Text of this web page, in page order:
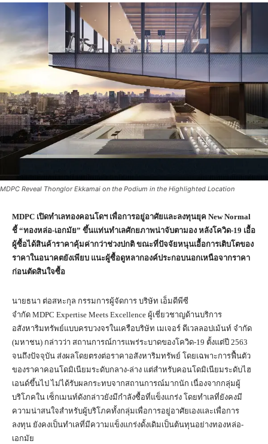
MDPC Reveal Thonglor Ekkamai on the Podium in the Highlighted Location
MDPC เปิดทำเลทองคอนโดฯ เพื่อการอยู่อาศัยและลงทุนยุค New Normal
ชี้ “ทองหล่อ-เอกมัย” ขึ้นแท่นทำเลศักยภาพน่าจับตามอง หลังโควิด-19 เอื้อ
ผู้ซื้อได้สินค้าราคาคุ้มค่ากว่าช่วงปกติ ขณะที่ปัจจัยหนุนเอื้อการเติบโตของ
ราคาในอนาคตยังเพียบ แนะผู้ซื้อดูหลากองค์ประกอบนอกเหนือจากราคา
ก่อนตัดสินใจซื้อ
นายธนา ต่อสหะกุล กรรมการผู้จัดการ บริษัท เอ็มดีพีซี
จำกัด MDPC Expertise Meets Excellence ผู้เชี่ยวชาญด้านบริการ
อสังหาริมทรัพย์แบบครบวงจรในเครือบริษัท เมเจอร์ ดีเวลลอปเม้นท์ จำกัด
(มหาชน) กล่าวว่า สถานการณ์การแพร่ระบาดของโควิด-19 ตั้งแต่ปี 2563
จนถึงปัจจุบัน ส่งผลโดยตรงต่อราคาอสังหาริมทรัพย์ โดยเฉพาะการฟื้นตัว
ของราคาคอนโดมิเนียมระดับกลาง-ล่าง แต่สำหรับคอนโดมิเนียมระดับไฮ
เอนด์ขึ้นไป ไม่ได้รับผลกระทบจากสถานการณ์มากนัก เนื่องจากกลุ่มผู้
บริโภคใน เซ็กเมนท์ดังกล่าวยังมีกำลังซื้อที่แข็งแกร่ง โดยทำเลที่ยังคงมี
ความน่าสนใจสำหรับผู้บริโภคทั้งกลุ่มเพื่อการอยู่อาศัยเองและเพื่อการ
ลงทุน ยังคงเป็นทำเลที่มีความแข็งแกร่งดั้งเดิมเป็นต้นทุนอย่างทองหล่อ-
เอกมัย